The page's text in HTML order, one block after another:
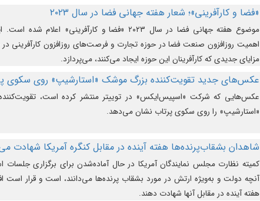
«فضا و کارآفرینی»؛ شعار هفته جهانی فضا در سال ۲۰۲۳
موضوع هفته جهانی فضا در سال ۲۰۲۳ «فضا و کارآفرینی»
اهمیت روزافزون صنعت فضا در حوزه تجارت و فرصت‌های روزافزون کارآفرینی
مزایای جدیدی که کارآفرینان این حوزه ایجاد می‌کنند، می‌پردازد.
عکس‌های جدید تقویت‌کننده بزرگ موشک «استارشیپ» روی سکوی
عکس‌هایی که شرکت «اسپیس‌ایکس» در توییتر منتشر کرده است،
«استارشیپ» را روی سکوی پرتاب نشان می‌دهد.
شاهدان بشقاب‌پرنده‌ها هفته آینده در مقابل کنگره آمریکا شهادت
کمیته نظارت مجلس نمایندگان آمریکا در حال آماده‌شدن برای برگزاری جلسات
آنچه دولت و به‌ویژه ارتش در مورد بشقاب پرنده‌ها می‌دانند، است و قرار است
هفته آینده در مقابل آنها شهادت دهند.